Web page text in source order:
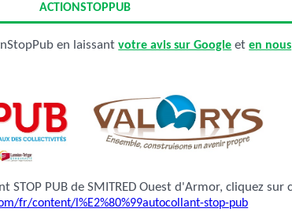
ACTIONSTOPPUB
en laissantvotre avis sur Google eten nous
PUB de SMITRED Ouest d'Armor, cliquez sur ce
fr/content/l%E2%80%99autocollant-stop-pub